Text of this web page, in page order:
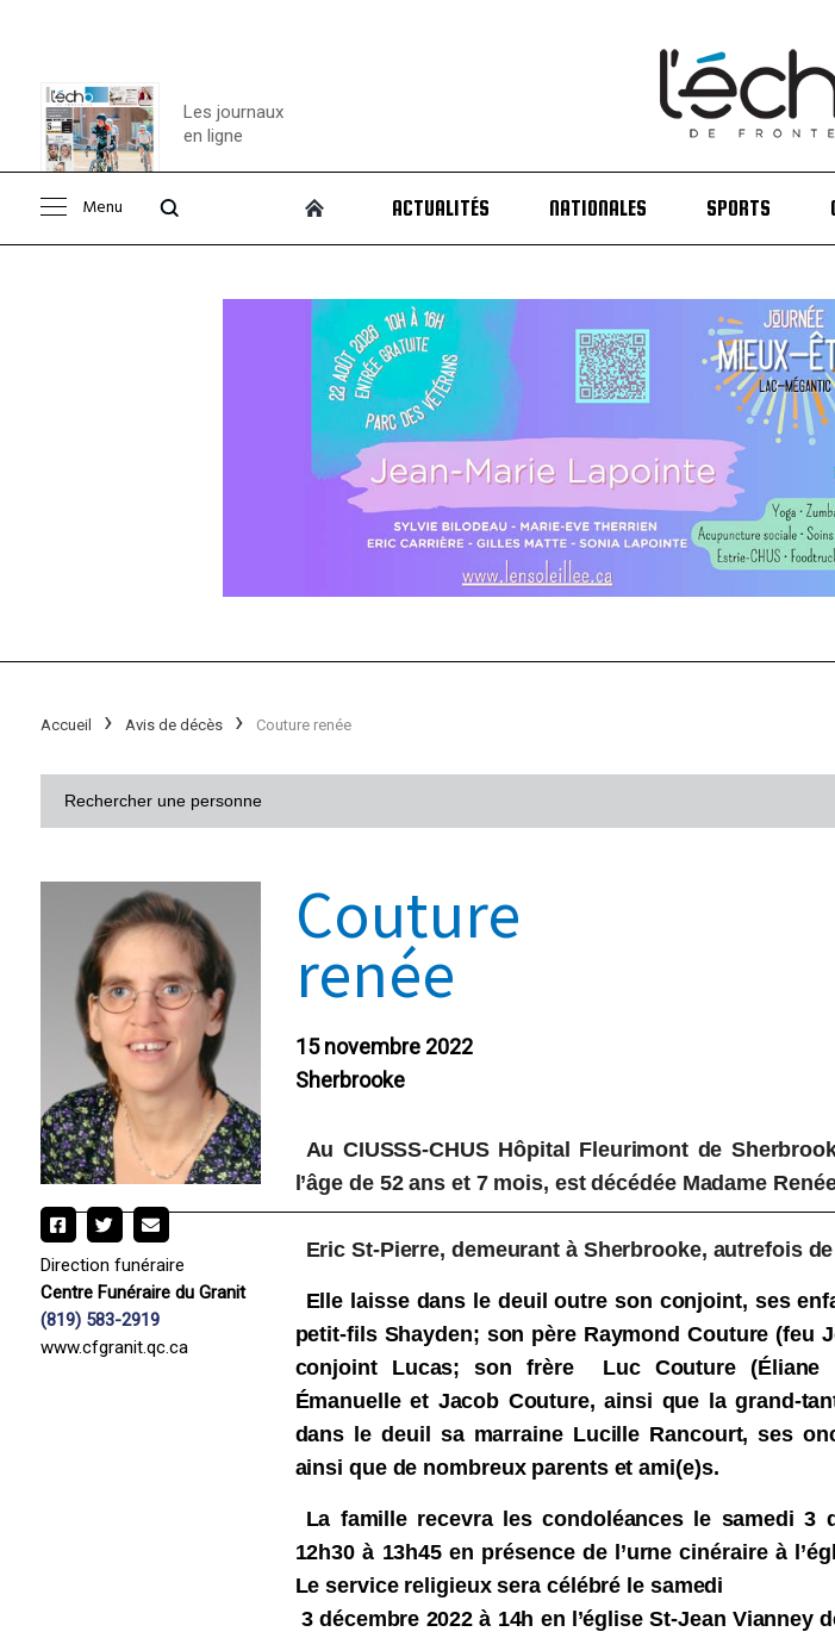
Consulter le
Les journaux
en ligne
Menu ACTUALITÉS NATIONALES SPORTS
Accueil Avis de décès Couture renée
Direction funéraire
Centre Funéraire du Granit
(819) 583-2919
www.cfgranit.qc.ca
Couture
renée
15 novembre 2022
Sherbrooke
Au CIUSSS-CHUS Hôpital Fleurimont de
l’âge de 52 ans et 7 mois, est décédée Madame
Eric St-Pierre, demeurant à Sherbrooke, autrefois
Elle laisse dans le deuil outre son conjoint, ses
petit-fils Shayden; son père Raymond Couture (feu
conjoint Lucas; son frère Luc Couture (Éliane
Émanuelle et Jacob Couture, ainsi que la grand-
dans le deuil sa marraine Lucille Rancourt, ses
ainsi que de nombreux parents et ami(e)s.
La famille recevra les condoléances le samedi 3
12h30 à 13h45 en présence de l’urne cinéraire à
Le service religieux sera célébré le samedi
3 décembre 2022 à 14h en l’église St-Jean Vianney